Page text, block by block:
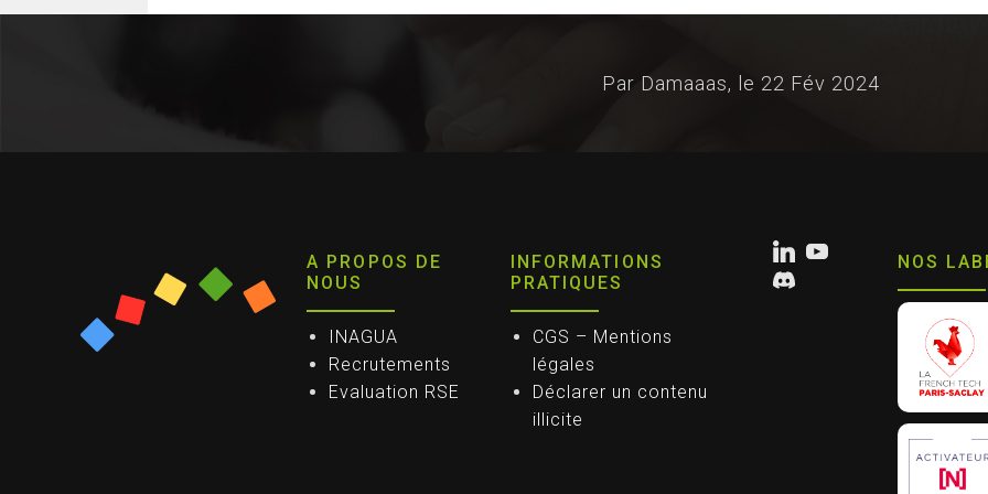
Par Damaaas, le 22 Fév 2024
A PROPOS DE
NOUS
INAGUA
Recrutements
Evaluation RSE
INFORMATIONS
PRATIQUES
CGS – Mentions
légales
Déclarer un contenu
illicite
NOS